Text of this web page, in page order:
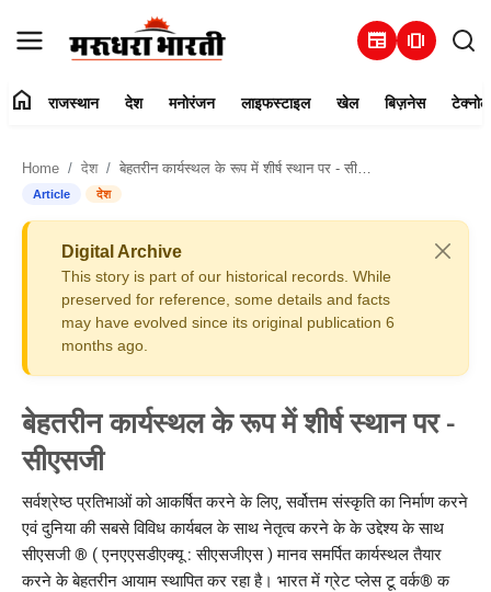
newspaper amp_stories
संपर्क करें
राजस्थान
मनोरंजन
लाइफस्टाइल
खेल
बिज़नेस
टेक्नोलॉजी
home राजस्थान देश मनोरंजन लाइफस्टाइल खेल बिज़नेस
Home देश बेहतरीन कार्यस्थल के रूप में शीर्ष स्थान पर - सीएसजी
Article देश
Digital Archive
This story is part of our historical records. While
preserved for reference, some details and facts
may have evolved since its original publication 6
months ago.
बेहतरीन कार्यस्थल के रूप में शीर्ष स्थान पर -
सीएसजी
सर्वश्रेष्ठ प्रतिभाओं को आकर्षित करने के लिए, सर्वोत्तम संस्कृति का निर्माण करने
एवं दुनिया की सबसे विविध कार्यबल के साथ नेतृत्व करने के के उद्देश्य के साथ
सीएसजी ® ( एनएएसडीएक्यू : सीएसजीएस ) मानव समर्पित कार्यस्थल तैयार
करने के बेहतरीन आयाम स्थापित कर रहा है। भारत में ग्रेट प्लेस टू वर्क® क